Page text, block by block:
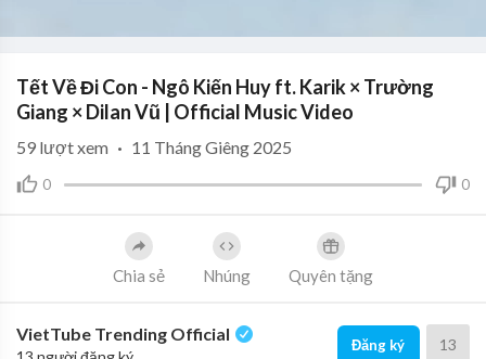
Tết Về Đi Con - Ngô Kiến Huy ft. Karik × Trường
Giang × Dilan Vũ | Official Music Video
0 0
59 lượt xem · 11 Tháng Giêng 2025
Chia sẻ Nhúng Quyên tặng
VietTube Trending Official
Đăng ký 13